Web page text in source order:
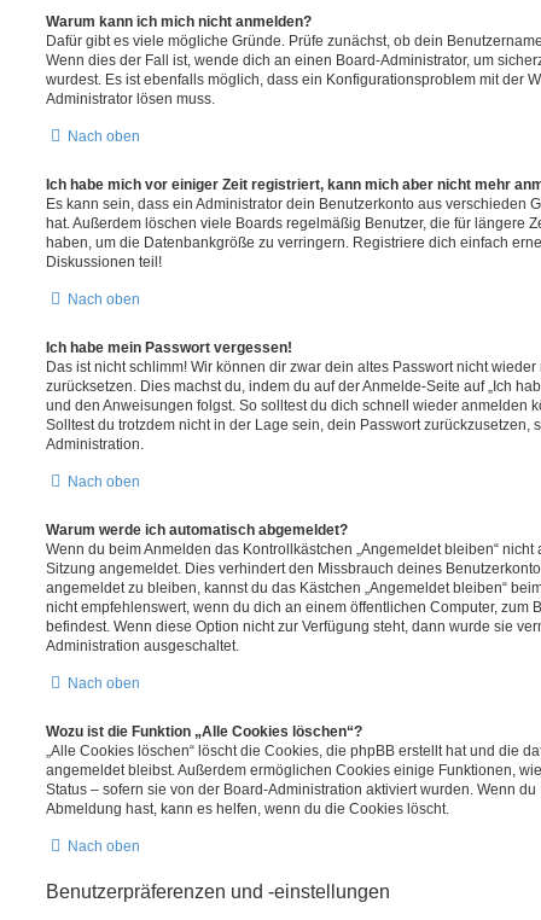
Warum kann ich mich nicht anmelden?
Dafür gibt es viele mögliche Gründe. Prüfe zunächst, ob dein
Wenn dies der Fall ist, wende dich an einen Board-Administrator, um
wurdest. Es ist ebenfalls möglich, dass ein Konfigurationsproblem mit der
Administrator lösen muss.
Nach oben
Ich habe mich vor einiger Zeit registriert, kann mich aber nicht mehr
Es kann sein, dass ein Administrator dein Benutzerkonto aus verschieden
hat. Außerdem löschen viele Boards regelmäßig Benutzer, die für längere
haben, um die Datenbankgröße zu verringern. Registriere dich einfach
Diskussionen teil!
Nach oben
Ich habe mein Passwort vergessen!
Das ist nicht schlimm! Wir können dir zwar dein altes Passwort nicht
zurücksetzen. Dies machst du, indem du auf der Anmelde-Seite auf „Ich
und den Anweisungen folgst. So solltest du dich schnell wieder anmelden
Solltest du trotzdem nicht in der Lage sein, dein Passwort zurückzusetzen,
Administration.
Nach oben
Warum werde ich automatisch abgemeldet?
Wenn du beim Anmelden das Kontrollkästchen „Angemeldet bleiben“
Sitzung angemeldet. Dies verhindert den Missbrauch deines
angemeldet zu bleiben, kannst du das Kästchen „Angemeldet bleiben“
nicht empfehlenswert, wenn du dich an einem öffentlichen Computer, zum
befindest. Wenn diese Option nicht zur Verfügung steht, dann wurde sie
Administration ausgeschaltet.
Nach oben
Wozu ist die Funktion „Alle Cookies löschen“?
„Alle Cookies löschen“ löscht die Cookies, die phpBB erstellt hat und die
angemeldet bleibst. Außerdem ermöglichen Cookies einige Funktionen,
Status – sofern sie von der Board-Administration aktiviert wurden. Wenn
Abmeldung hast, kann es helfen, wenn du die Cookies löscht.
Nach oben
Benutzerpräferenzen und -einstellungen